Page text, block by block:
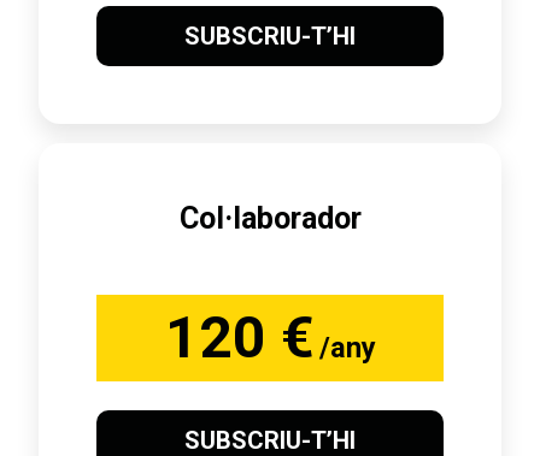
SUBSCRIU-T’HI
Col·laborador
120 € /any
SUBSCRIU-T’HI